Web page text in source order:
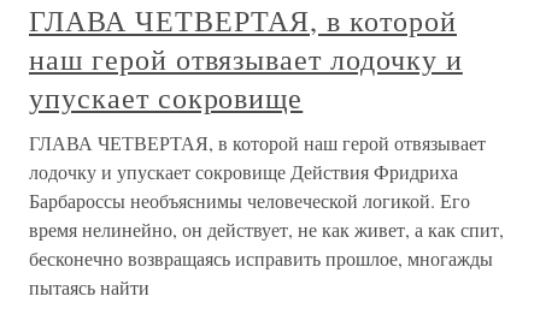
ГЛАВА ЧЕТВЕРТАЯ, в которой
наш герой отвязывает лодочку и
упускает сокровище
ГЛАВА ЧЕТВЕРТАЯ, в которой наш герой отвязывает
лодочку и упускает сокровище Действия Фридриха
Барбароссы необъяснимы человеческой логикой. Его
время нелинейно, он действует, не как живет, а как спит,
бесконечно возвращаясь исправить прошлое, многажды
пытаясь найти